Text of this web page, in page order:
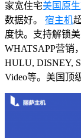
家宽住宅美国原
数据好。 宿主机
度快。支持解锁美
WHATSAPP营销，
HULU, DISNEY,
Video等。美国顶